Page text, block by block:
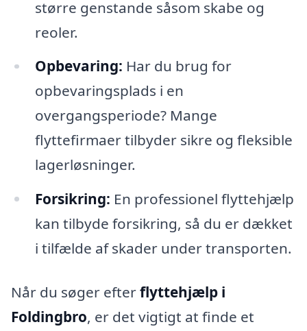
større genstande såsom skabe og
reoler.
Opbevaring: Har du brug for
opbevaringsplads i en
overgangsperiode? Mange
flyttefirmaer tilbyder sikre og fleksible
lagerløsninger.
Forsikring: En professionel flyttehjælp
kan tilbyde forsikring, så du er dækket
i tilfælde af skader under transporten.
Når du søger efterflyttehjælp i
Foldingbro, er det vigtigt at finde et